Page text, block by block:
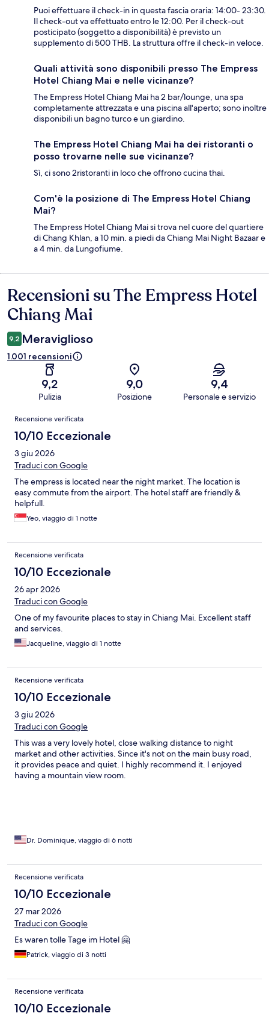
Puoi effettuare il check-in in questa fascia oraria: 14:00- 23:30.
Il check-out va effettuato entro le 12:00. Per il check-out
posticipato (soggetto a disponibilità) è previsto un
supplemento di 500 THB. La struttura offre il check-in veloce.
Quali attività sono disponibili presso The Empress
Hotel Chiang Mai e nelle vicinanze?
The Empress Hotel Chiang Mai ha 2 bar/lounge, una spa
completamente attrezzata e una piscina all'aperto; sono inoltre
disponibili un bagno turco e un giardino.
The Empress Hotel Chiang Mai ha dei ristoranti o
posso trovarne nelle sue vicinanze?
Sì, ci sono 2ristoranti in loco che offrono cucina thai.
Com'è la posizione di The Empress Hotel Chiang
Mai?
The Empress Hotel Chiang Mai si trova nel cuore del quartiere
di Chang Khlan, a 10 min. a piedi da Chiang Mai Night Bazaar e
a 4 min. da Lungofiume.
Recensioni
Recensioni su The Empress Hotel
Chiang Mai
9,2 Meraviglioso
1.001 recensioni
9,2
Pulizia
9,0
Posizione
9,4
Personale e servizio
Recensioni
Recensione verificata
10/10 Eccezionale
3 giu 2026
Traduci con Google
The empress is located near the night market. The location is
easy commute from the airport. The hotel staff are friendly &
helpfull.
Yeo, viaggio di 1 notte
Recensione verificata
10/10 Eccezionale
26 apr 2026
Traduci con Google
One of my favourite places to stay in Chiang Mai. Excellent staff
and services.
Jacqueline, viaggio di 1 notte
Recensione verificata
10/10 Eccezionale
3 giu 2026
Traduci con Google
This was a very lovely hotel, close walking distance to night
market and other activities. Since it's not on the main busy road,
it provides peace and quiet. I highly recommend it. I enjoyed
having a mountain view room.
Dr. Dominique, viaggio di 6 notti
Recensione verificata
10/10 Eccezionale
27 mar 2026
Traduci con Google
Es waren tolle Tage im Hotel 🤗
Patrick, viaggio di 3 notti
Recensione verificata
10/10 Eccezionale